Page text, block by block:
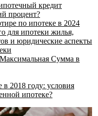
кредит
процент?
по ипотеке в 2024
для ипотеки жилья,
и юридические аспекты
Сумма в
в 2018 году: условия
ипотеке?